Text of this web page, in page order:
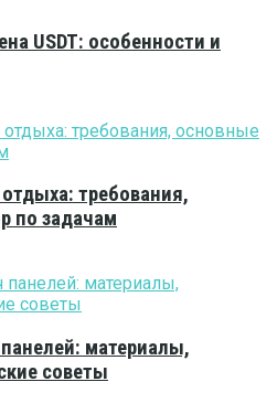
USDT: особенности и
требования,
по задачам
материалы,
советы